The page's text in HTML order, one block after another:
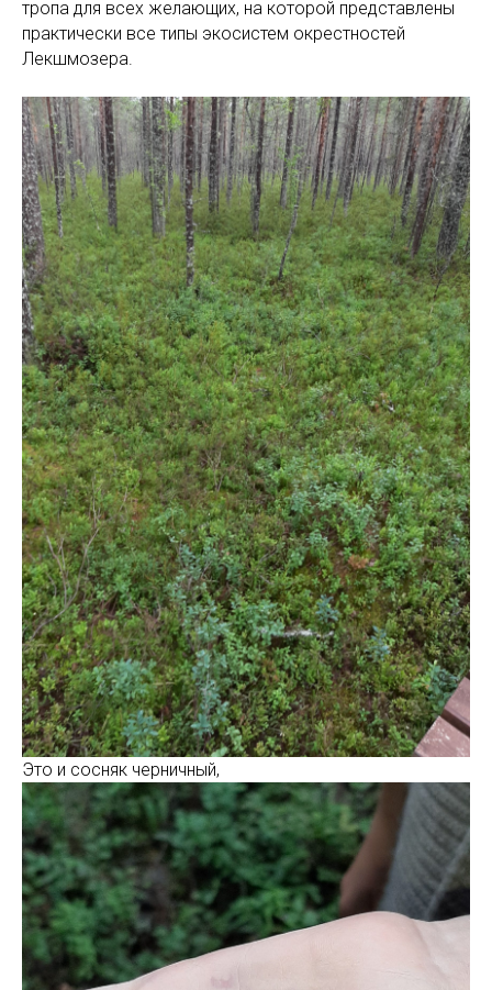
тропа для всех желающих, на которой представлены
практически все типы экосистем окрестностей
Лекшмозера.
Это и сосняк черничный,